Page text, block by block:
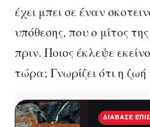
έχει μπει σε έναν
υπόθεσης, που ο μίτος
πριν. Ποιος έκλεψε
τώρα; Γνωρίζει ότι η ζωή
ΔΙΆΒΑΣΕ